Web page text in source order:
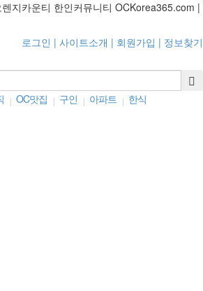
지카운티 한인커뮤니티 OCKorea365.com |
로그인 | 사이트소개 | 회원가입 | 정보찾기
| OC맛집 | 구인 | 아파트 | 한식